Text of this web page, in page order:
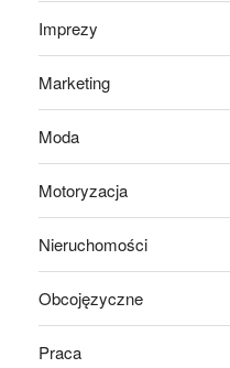
Imprezy
Marketing
Moda
Motoryzacja
Nieruchomości
Obcojęzyczne
Praca